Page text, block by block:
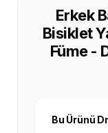
Erkek
Bisiklet
Füme -
Bu Ürünü